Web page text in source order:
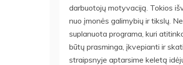
darbuotojų motyvaciją. Tokios
nuo įmonės galimybių ir tikslų.
suplanuota programa, kuri
būtų prasminga, įkvepianti ir
straipsnyje aptarsime keletą